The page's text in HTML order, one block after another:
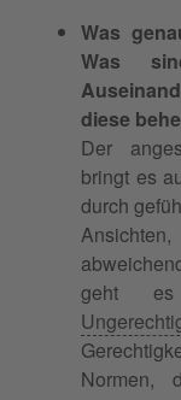
Was
Was
diese
Der
bringt es
durch
geht es
Normen,